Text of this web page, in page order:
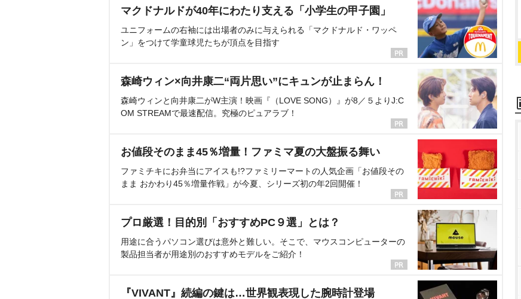
マクドナルドが40年にわたり支える「小学生の甲子園」
ユニフォームの右袖には出場者のみに与えられる「マクドナルド・ワッペ
ン」をつけて学童球児たちが頂点を目指す
森崎ウィン×向井康二“両片思い”にキュンが止まらん！
森崎ウィンと向井康二がW主演！映画『（LOVE SONG）』が8／５よりJ:C
OM STREAMで最速配信。究極のピュアラブ！
お値段そのまま45％増量！ファミマ夏の大盤振る舞い
ファミチキにお弁当にアイスも!?ファミリーマートの人気企画「お値段その
まま おかわり45％増量作戦」が今夏、シリーズ初の年2回開催！
プロ厳選！目的別「おすすめPC９選」とは？
用途に合うパソコン選びは意外と難しい。そこで、マウスコンピューターの
製品担当者が用途別のおすすめモデルをご紹介！
『VIVANT』続編の鍵は…世界観表現した腕時計登場